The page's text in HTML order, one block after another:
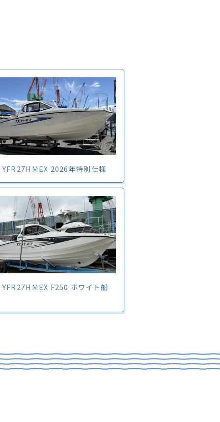
YFR27HMEX 2026年特別仕様
YFR27HMEX F250 ホワイト船